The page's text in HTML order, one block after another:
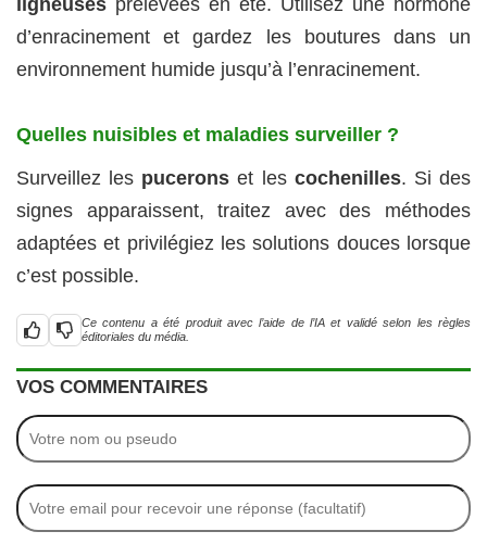
ligneuses prélevées en été. Utilisez une hormone
d’enracinement et gardez les boutures dans un
environnement humide jusqu’à l’enracinement.
Quelles nuisibles et maladies surveiller ?
Surveillez les pucerons et les cochenilles. Si des
signes apparaissent, traitez avec des méthodes
adaptées et privilégiez les solutions douces lorsque
c’est possible.
Ce contenu a été produit avec l’aide de l’IA et validé selon les règles
éditoriales du média.
VOS COMMENTAIRES